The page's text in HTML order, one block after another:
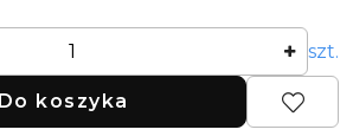
szt.
Do koszyka